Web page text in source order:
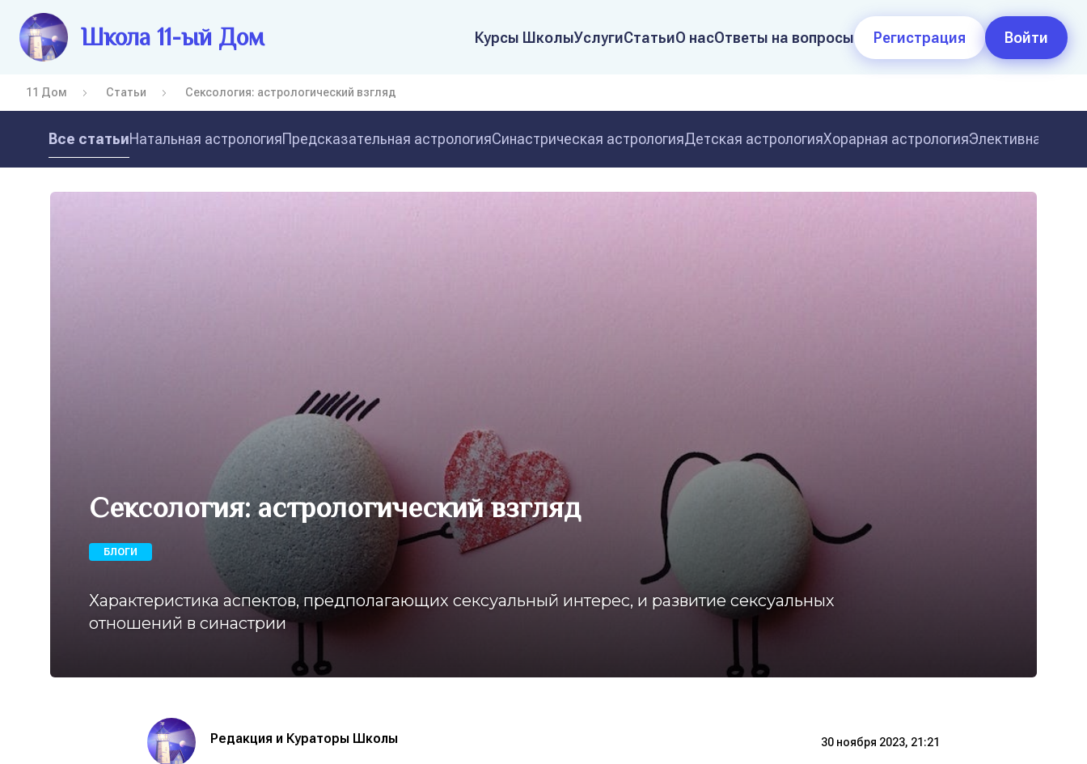
Школа 11-ый Дом Курсы ШколыУслугиСтатьиО насОтветы на вопросы Регистрация Войти
11 Дом Статьи Сексология: астрологический взгляд
Все статьиНатальная астрологияПредсказательная астрологияСинастрическая астрологияДетская астрологияХорарная астрологияЭлективная
Сексология: астрологический взгляд
БЛОГИ
Характеристика аспектов, предполагающих сексуальный интерес, и развитие сексуальных
отношений в синастрии
Редакция и Кураторы Школы 30 ноября 2023, 21:21